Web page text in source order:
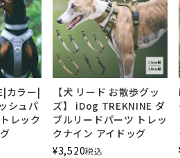
カラー|
シュパ
レック
【犬 リード お散歩グッ
ズ】 iDog TREKNINE ダ
ブルリードパーツ トレッ
クナイン アイドッグ
¥3,520税込